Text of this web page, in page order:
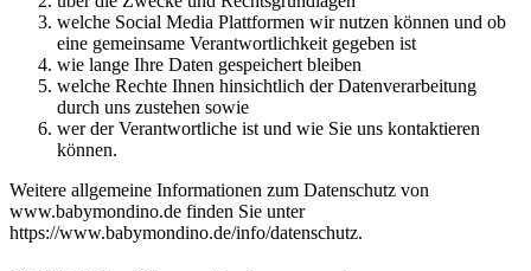
welche Social Media Plattformen wir nutzen können und ob
eine gemeinsame Verantwortlichkeit gegeben ist
wie lange Ihre Daten gespeichert bleiben
welche Rechte Ihnen hinsichtlich der Datenverarbeitung
durch uns zustehen sowie
wer der Verantwortliche ist und wie Sie uns kontaktieren
können.
Weitere allgemeine Informationen zum Datenschutz von
www.babymondino.de finden Sie unter
https://www.babymondino.de/info/datenschutz.